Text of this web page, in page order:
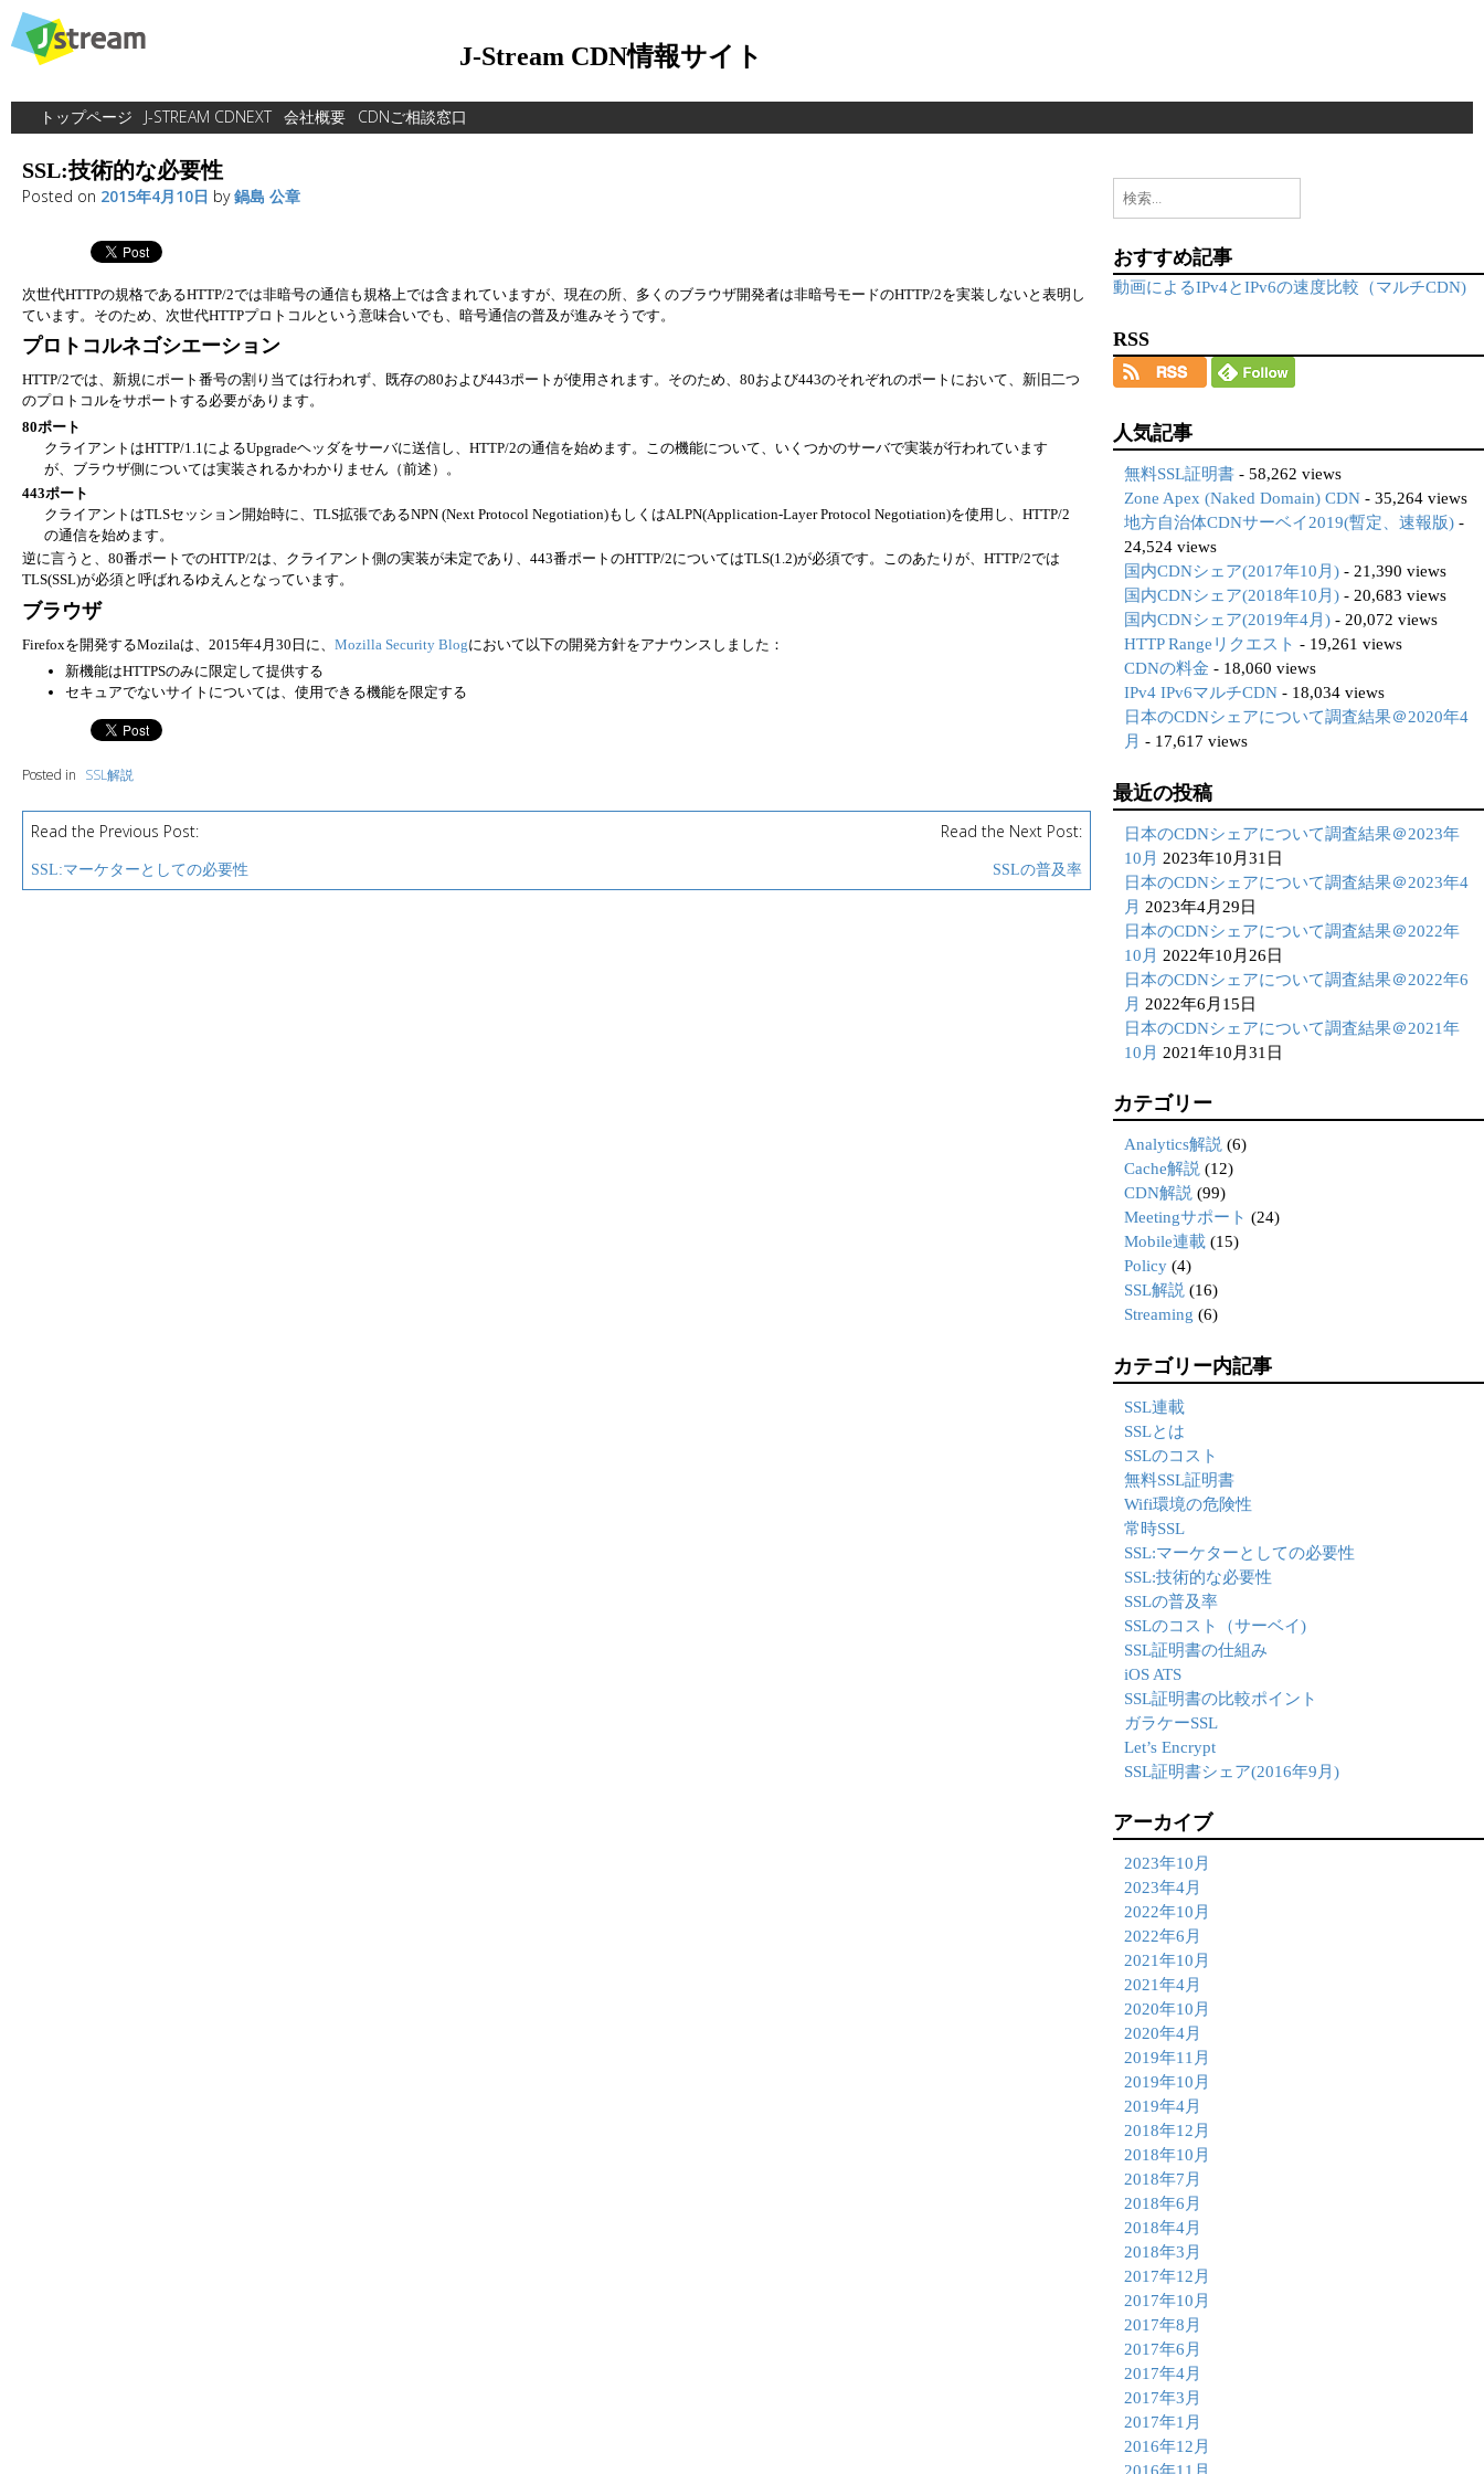
Skip
content
J-Stream CDN情報サイト
トップページ J-STREAM CDNEXT 会社概要 CDNご相談窓口
SSL:技術的な必要性
Posted on 2015年4月10日 by鍋島 公章
次世代HTTPの規格であるHTTP/2では非暗号の通信も規格上では含まれていますが、現在の所、多くのブラウザ開発者は非暗号モードのHTTP/2を実装しないと表明し
ています。そのため、次世代HTTPプロトコルという意味合いでも、暗号通信の普及が進みそうです。
プロトコルネゴシエーション
HTTP/2では、新規にポート番号の割り当ては行われず、既存の80および443ポートが使用されます。そのため、80および443のそれぞれのポートにおいて、新旧二つ
のプロトコルをサポートする必要があります。
80ポート
クライアントはHTTP/1.1によるUpgradeヘッダをサーバに送信し、HTTP/2の通信を始めます。この機能について、いくつかのサーバで実装が行われています
が、ブラウザ側については実装されるかわかりません（前述）。
443ポート
クライアントはTLSセッション開始時に、TLS拡張であるNPN (Next Protocol Negotiation)もしくはALPN(Application-Layer Protocol Negotiation)を使用し、HTTP/2
の通信を始めます。
逆に言うと、80番ポートでのHTTP/2は、クライアント側の実装が未定であり、443番ポートのHTTP/2についてはTLS(1.2)が必須です。このあたりが、HTTP/2では
TLS(SSL)が必須と呼ばれるゆえんとなっています。
ブラウザ
Firefoxを開発するMozilaは、2015年4月30日に、 Mozilla Security Blogにおいて以下の開発方針をアナウンスしました：
新機能はHTTPSのみに限定して提供する
セキュアでないサイトについては、使用できる機能を限定する
Posted in SSL解説
P
o
s
Read the Previous Post:
SSL:マーケターとしての必要性
Read the Next Post:
SSLの普及率
検
おすすめ記事
動画によるIPv4とIPv6の速度比較（マルチCDN)
RSS
人気記事
無料SSL証明書 - 58,262 views
Zone Apex (Naked Domain) CDN - 35,264 views
地方自治体CDNサーベイ2019(暫定、速報版) -
24,524 views
国内CDNシェア(2017年10月) - 21,390 views
国内CDNシェア(2018年10月) - 20,683 views
国内CDNシェア(2019年4月) - 20,072 views
HTTP Rangeリクエスト - 19,261 views
CDNの料金 - 18,060 views
IPv4 IPv6マルチCDN - 18,034 views
日本のCDNシェアについて調査結果＠2020年4
月 - 17,617 views
最近の投稿
日本のCDNシェアについて調査結果＠2023年
10月 2023年10月31日
日本のCDNシェアについて調査結果＠2023年4
月 2023年4月29日
日本のCDNシェアについて調査結果＠2022年
10月 2022年10月26日
日本のCDNシェアについて調査結果＠2022年6
月 2022年6月15日
日本のCDNシェアについて調査結果＠2021年
10月 2021年10月31日
カテゴリー
Analytics解説 (6)
Cache解説 (12)
CDN解説 (99)
Meetingサポート (24)
Mobile連載 (15)
Policy (4)
SSL解説 (16)
Streaming (6)
カテゴリー内記事
SSL連載
SSLとは
SSLのコスト
無料SSL証明書
Wifi環境の危険性
常時SSL
SSL:マーケターとしての必要性
SSL:技術的な必要性
SSLの普及率
SSLのコスト（サーベイ)
SSL証明書の仕組み
iOS ATS
SSL証明書の比較ポイント
ガラケーSSL
Let’s Encrypt
SSL証明書シェア(2016年9月)
アーカイブ
2023年10月
2023年4月
2022年10月
2022年6月
2021年10月
2021年4月
2020年10月
2020年4月
2019年11月
2019年10月
2019年4月
2018年12月
2018年10月
2018年7月
2018年6月
2018年4月
2018年3月
2017年12月
2017年10月
2017年8月
2017年6月
2017年4月
2017年3月
2017年1月
2016年12月